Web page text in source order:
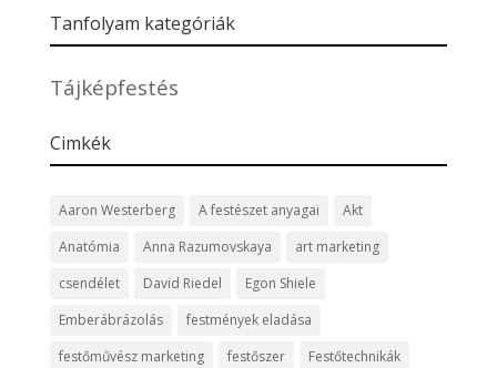
Tanfolyam kategóriák
Tájképfestés
Cimkék
Aaron Westerberg A festészet anyagai
Akt
Anatómia
Anna Razumovskaya
art marketing
csendélet
David Riedel
Egon Shiele
Emberábrázolás
festmények eladása
festőművész marketing
festőszer
Festőtechnikák